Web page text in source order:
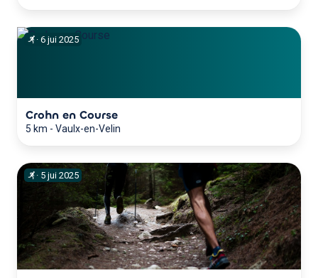
· 6 jui 2025
Crohn en Course
5 km - Vaulx-en-Velin
· 5 jui 2025